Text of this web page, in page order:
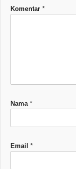
Komentar *
Nama *
Email *